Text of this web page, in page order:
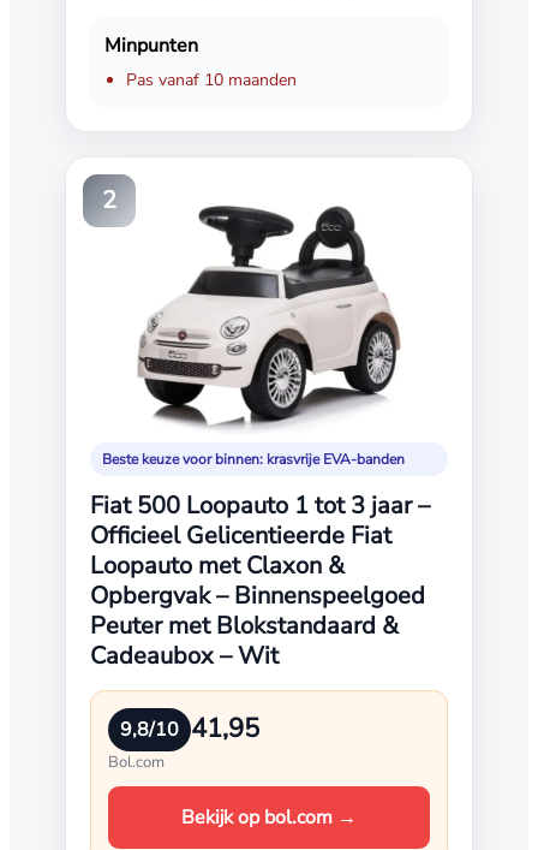
Minpunten
Pas vanaf 10 maanden
2
Beste keuze voor binnen: krasvrije EVA-banden
Fiat 500 Loopauto 1 tot 3 jaar –
Officieel Gelicentieerde Fiat
Loopauto met Claxon &
Opbergvak – Binnenspeelgoed
Peuter met Blokstandaard &
Cadeaubox – Wit
9,8/10 41,95
Bol.com
Bekijk op bol.com →